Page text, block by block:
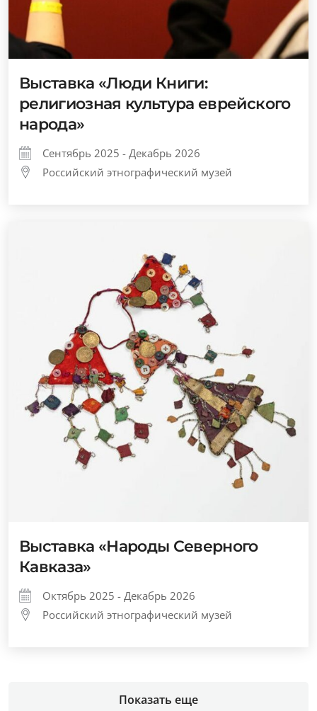
Выставка «Люди Книги:
религиозная культура еврейского
народа»
Сентябрь 2025 - Декабрь 2026
Российский этнографический музей
Выставка «Народы Северного
Кавказа»
Октябрь 2025 - Декабрь 2026
Российский этнографический музей
Показать еще